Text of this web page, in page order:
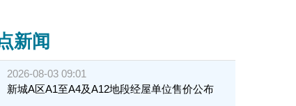
新闻
2026-08-03 09:01
新城A区A1至A4及A12地段经屋单位售价公布